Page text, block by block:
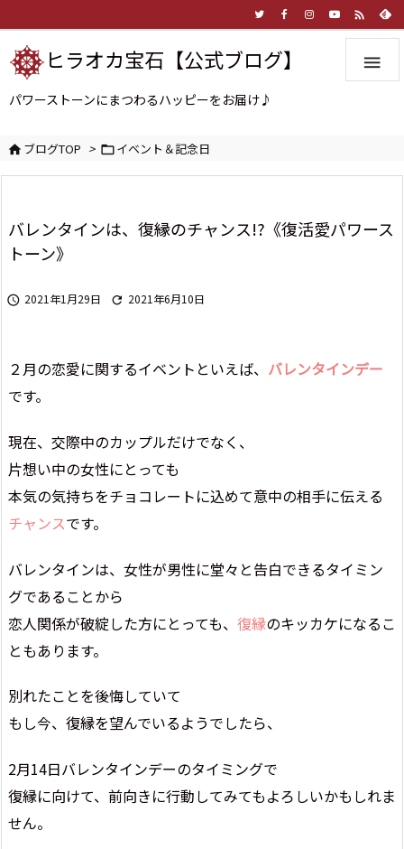


ヒラオカ宝石【公式ブログ】
パワーストーンにまつわるハッピーをお届け♪
ブログTOP > イベント＆記念日
バレンタインは、復縁のチャンス!?《復活愛パワース
トーン》
 2021年1月29日  2021年6月10日
２月の恋愛に関するイベントといえば、 バレンタインデー
です。
現在、交際中のカップルだけでなく、
片想い中の女性にとっても
本気の気持ちをチョコレートに込めて意中の相手に伝える
チャンスです。
バレンタインは、女性が男性に堂々と告白できるタイミン
グであることから
恋人関係が破綻した方にとっても、 復縁のキッカケになるこ
ともあります。
別れたことを後悔していて
もし今、復縁を望んでいるようでしたら、
2月14日バレンタインデーのタイミングで
復縁に向けて、前向きに行動してみてもよろしいかもしれま
せん。